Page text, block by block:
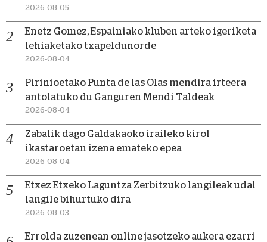
2026-08-05
Enetz Gomez, Espainiako kluben arteko igeriketa
lehiaketako txapeldunorde
2026-08-04
Pirinioetako Punta de las Olas mendira irteera
antolatuko du Ganguren Mendi Taldeak
2026-08-04
Zabalik dago Galdakaoko iraileko kirol
ikastaroetan izena emateko epea
2026-08-04
Etxez Etxeko Laguntza Zerbitzuko langileak udal
langile bihurtuko dira
2026-08-03
Errolda zuzenean online jasotzeko aukera ezarri